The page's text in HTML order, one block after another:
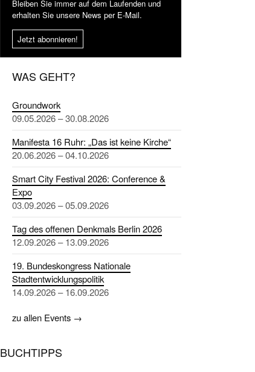
Bleiben Sie immer auf dem Laufenden und
erhalten Sie unsere News per E-Mail.
Jetzt abonnieren!
WAS GEHT?
Groundwork
09.05.2026 – 30.08.2026
Manifesta 16 Ruhr: „Das ist keine Kirche“
20.06.2026 – 04.10.2026
Smart City Festival 2026: Conference &
Expo
03.09.2026 – 05.09.2026
Tag des offenen Denkmals Berlin 2026
12.09.2026 – 13.09.2026
19. Bundeskongress Nationale
Stadtentwicklungspolitik
14.09.2026 – 16.09.2026
zu allen Events →
BUCHTIPPS